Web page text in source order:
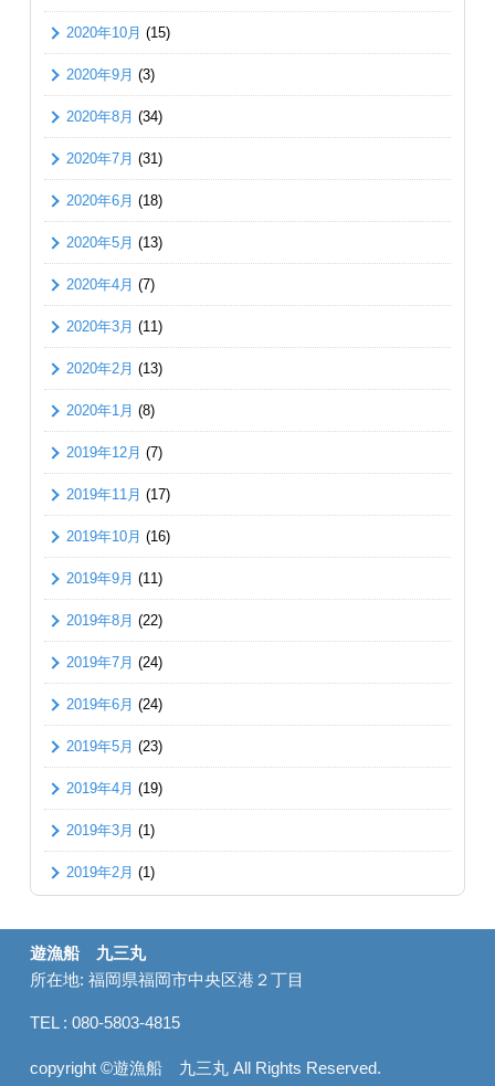
2020年10月 (15)
2020年9月 (3)
2020年8月 (34)
2020年7月 (31)
2020年6月 (18)
2020年5月 (13)
2020年4月 (7)
2020年3月 (11)
2020年2月 (13)
2020年1月 (8)
2019年12月 (7)
2019年11月 (17)
2019年10月 (16)
2019年9月 (11)
2019年8月 (22)
2019年7月 (24)
2019年6月 (24)
2019年5月 (23)
2019年4月 (19)
2019年3月 (1)
2019年2月 (1)
遊漁船 九三丸
所在地: 福岡県福岡市中央区港２丁目
TEL : 080-5803-4815
copyright ©遊漁船 九三丸 All Rights Reserved.